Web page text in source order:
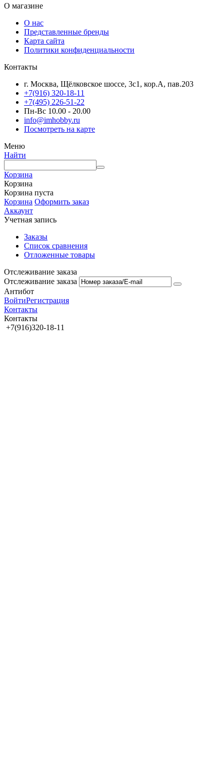
О магазине
О нас
Представленные бренды
Карта сайта
Политики конфиденциальности
Контакты
г. Москва, Щёлковское шоссе, 3с1, кор.А, пав.203
+7(916) 320-18-11
+7(495) 226-51-22
Пн-Вс 10.00 - 20.00
info@imhobby.ru
Посмотреть на карте
Меню
Найти
Корзина
Корзина
Корзина пуста
Корзина Оформить заказ
Аккаунт
Учетная запись
Заказы
Список сравнения
Отложенные товары
Отслеживание заказа
Отслеживание заказа
Антибот
ВойтиРегистрация
Контакты
Контакты
+7(916)320-18-11